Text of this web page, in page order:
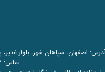
تماس: